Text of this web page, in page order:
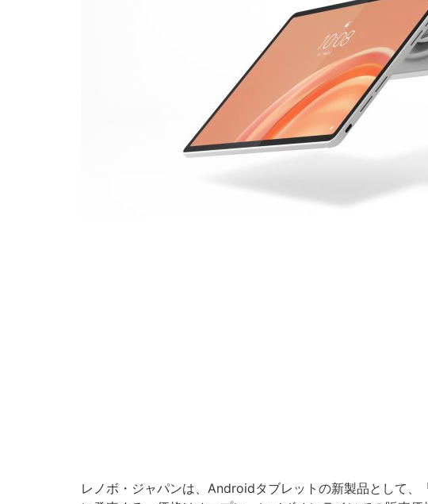
レノボ・ジャパンは、Androidタブレットの新製品として